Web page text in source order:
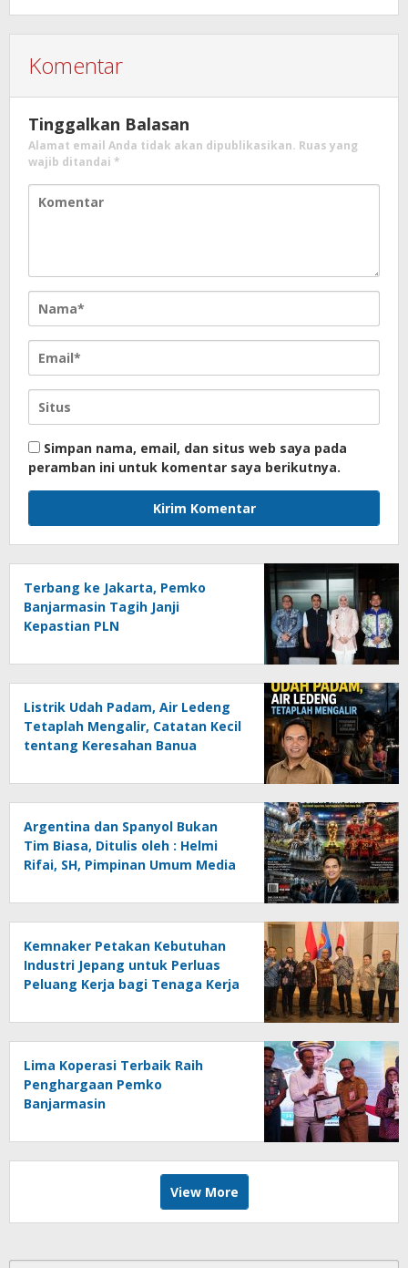
Komentar
Tinggalkan Balasan
Alamat email Anda tidak akan dipublikasikan. Ruas yang
wajib ditandai *
Simpan nama, email, dan situs web saya pada
peramban ini untuk komentar saya berikutnya.
Terbang ke Jakarta, Pemko
Banjarmasin Tagih Janji
Kepastian PLN
Listrik Udah Padam, Air Ledeng
Tetaplah Mengalir, Catatan Kecil
tentang Keresahan Banua
Ancaman Lingkungan, Oleh :
Helmi Rifai, SH
Argentina dan Spanyol Bukan
Tim Biasa, Ditulis oleh : Helmi
Rifai, SH, Pimpinan Umum Media
Kemnaker Petakan Kebutuhan
Industri Jepang untuk Perluas
Peluang Kerja bagi Tenaga Kerja
Lima Koperasi Terbaik Raih
Penghargaan Pemko
Banjarmasin
View More